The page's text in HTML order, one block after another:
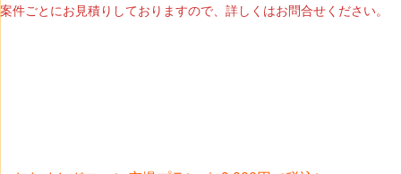
案件ごとにお見積りしておりますので、詳しくはお問合せください。